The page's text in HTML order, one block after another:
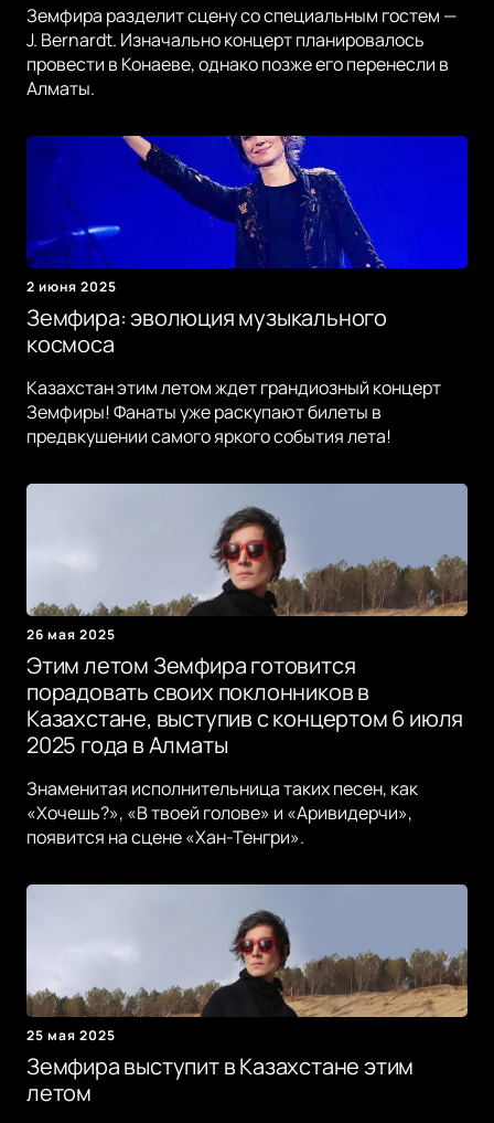
Земфира разделит сцену со специальным гостем —
J. Bernardt. Изначально концерт планировалось
провести в Конаеве, однако позже его перенесли в
Алматы.
2 июня 2025
Земфира: эволюция музыкального
космоса
Казахстан этим летом ждет грандиозный концерт
Земфиры! Фанаты уже раскупают билеты в
предвкушении самого яркого события лета!
26 мая 2025
Этим летом Земфира готовится
порадовать своих поклонников в
Казахстане, выступив с концертом 6 июля
2025 года в Алматы
Знаменитая исполнительница таких песен, как
«Хочешь?», «В твоей голове» и «Аривидерчи»,
появится на сцене «Хан-Тенгри».
25 мая 2025
Земфира выступит в Казахстане этим
летом